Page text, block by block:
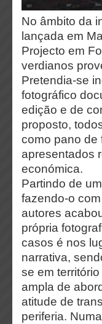
No âmbito da
lançada em
Projecto em
verdianos
Pretendia-se
fotográfico
edição e de
proposto,
como pano de
apresentados
económica.
Partindo de
fazendo-o
autores
própria
casos é nos
narrativa,
se em
ampla de
atitude de
periferia.